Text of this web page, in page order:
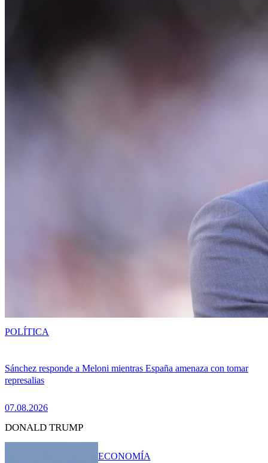
Sánchez responde a Meloni mientras España amenaza con tomar
represalias
07.08.2026
POLÍTICA
DONALD TRUMP
ECONOMÍA